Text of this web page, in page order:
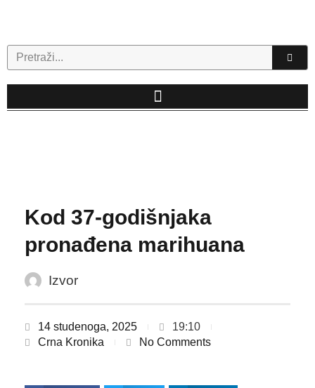
Search
Kod 37-godišnjaka
pronađena marihuana
Izvor
14 studenoga, 2025
19:10
Crna Kronika
No Comments